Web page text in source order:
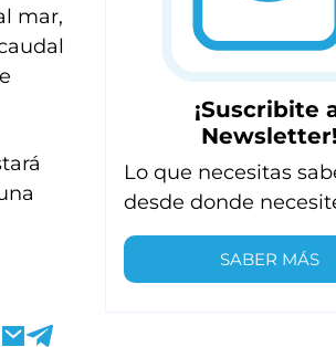
mar,
¡Suscribite
Lo que necesitas
desde donde
SABER MÁS